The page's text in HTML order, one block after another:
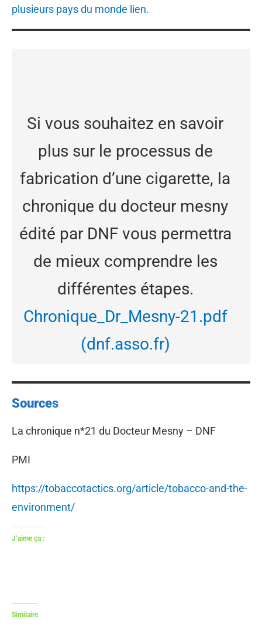
plusieurs pays du monde lien.
Si vous souhaitez en savoir
plus sur le processus de
fabrication d’une cigarette, la
chronique du docteur mesny
édité par DNF vous permettra
de mieux comprendre les
différentes étapes.
Chronique_Dr_Mesny-21.pdf
(dnf.asso.fr)
Sources
La chronique n*21 du Docteur Mesny – DNF
PMI
https://tobaccotactics.org/article/tobacco-and-the-
environment/
J’aime ça :
Similaire